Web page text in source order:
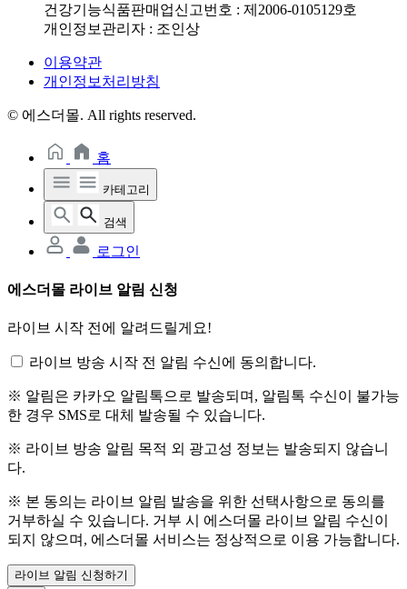
건강기능식품판매업신고번호 : 제2006-0105129호
개인정보관리자 : 조인상
이용약관
개인정보처리방침
© 에스더몰. All rights reserved.
홈
카테고리
검색
로그인
에스더몰 라이브 알림 신청
라이브 시작 전에 알려드릴게요!
라이브 방송 시작 전 알림 수신에 동의합니다.
※ 알림은 카카오 알림톡으로 발송되며, 알림톡 수신이 불가능
한 경우 SMS로 대체 발송될 수 있습니다.
※ 라이브 방송 알림 목적 외 광고성 정보는 발송되지 않습니
다.
※ 본 동의는 라이브 알림 발송을 위한 선택사항으로 동의를
거부하실 수 있습니다. 거부 시 에스더몰 라이브 알림 수신이
되지 않으며, 에스더몰 서비스는 정상적으로 이용 가능합니다.
라이브 알림 신청하기